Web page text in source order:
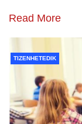
Read More
TIZENHETEDIK